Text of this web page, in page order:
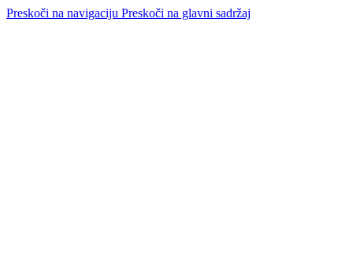
Preskoči na navigaciju Preskoči na glavni sadržaj